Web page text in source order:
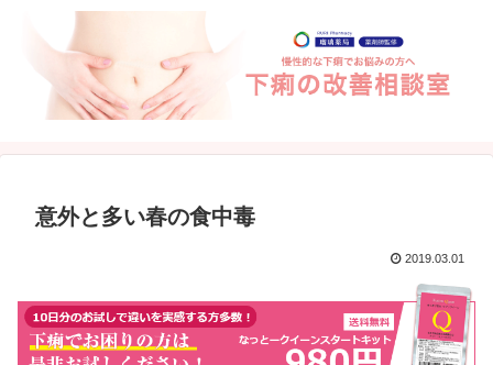
意外と多い春の食中毒
2019.03.01